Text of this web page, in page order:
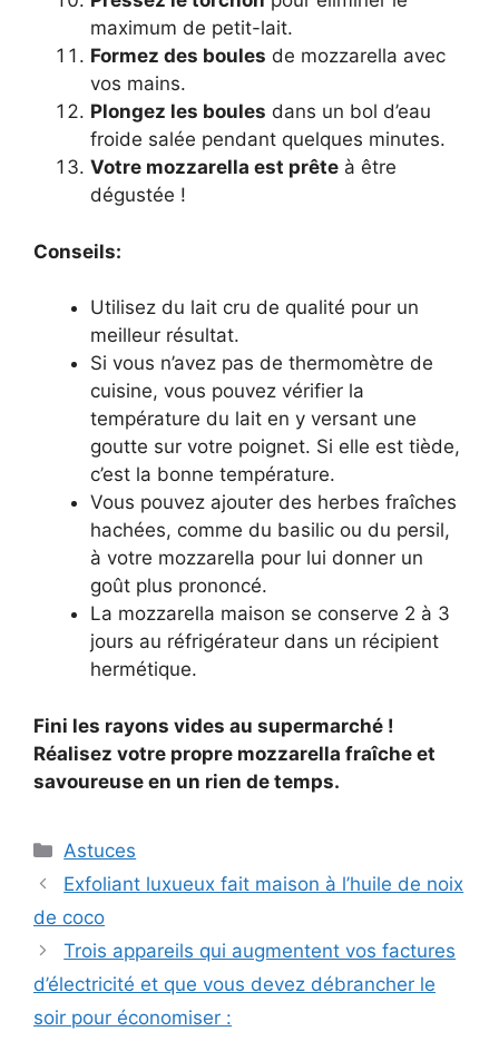
maximum de petit-lait.
Formez des boules de mozzarella avec
vos mains.
Plongez les boules dans un bol d’eau
froide salée pendant quelques minutes.
Votre mozzarella est prête à être
dégustée !
Conseils:
Utilisez du lait cru de qualité pour un
meilleur résultat.
Si vous n’avez pas de thermomètre de
cuisine, vous pouvez vérifier la
température du lait en y versant une
goutte sur votre poignet. Si elle est tiède,
c’est la bonne température.
Vous pouvez ajouter des herbes fraîches
hachées, comme du basilic ou du persil,
à votre mozzarella pour lui donner un
goût plus prononcé.
La mozzarella maison se conserve 2 à 3
jours au réfrigérateur dans un récipient
hermétique.
Fini les rayons vides au supermarché !
Réalisez votre propre mozzarella fraîche et
savoureuse en un rien de temps.
Categories
Astuces
Exfoliant luxueux fait maison à l’huile de noix
de coco
Trois appareils qui augmentent vos factures
d’électricité et que vous devez débrancher le
soir pour économiser :